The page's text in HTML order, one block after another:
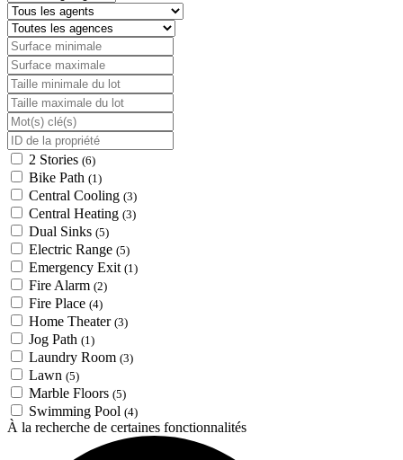
2 Stories (6)
Bike Path (1)
Central Cooling (3)
Central Heating (3)
Dual Sinks (5)
Electric Range (5)
Emergency Exit (1)
Fire Alarm (2)
Fire Place (4)
Home Theater (3)
Jog Path (1)
Laundry Room (3)
Lawn (5)
Marble Floors (5)
Swimming Pool (4)
À la recherche de certaines fonctionnalités